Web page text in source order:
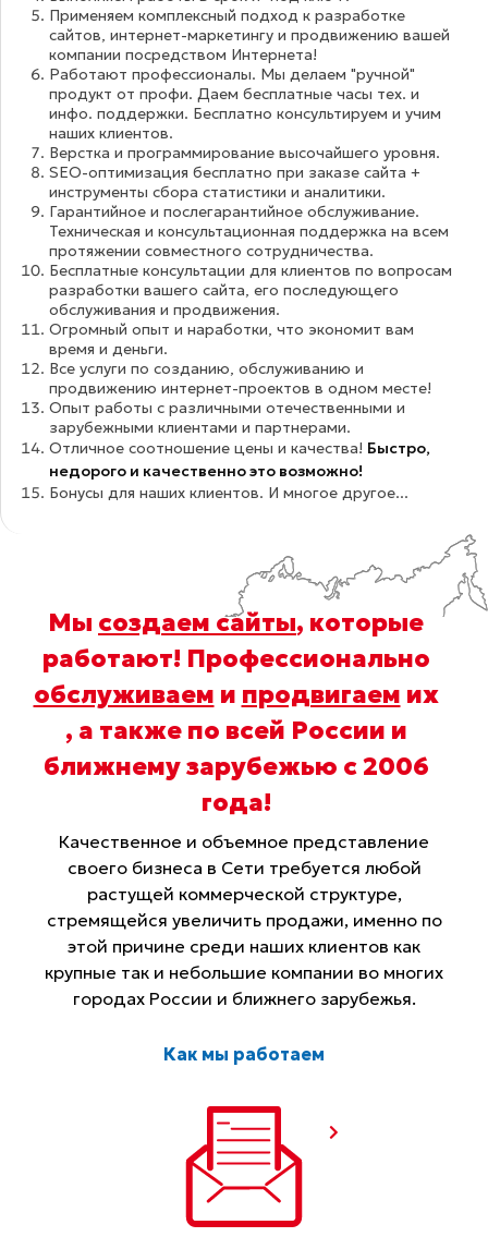
Применяем комплексный подход к разработке
сайтов, интернет-маркетингу и продвижению вашей
компании посредством Интернета!
Работают профессионалы. Мы делаем "ручной"
продукт от профи. Даем бесплатные часы тех. и
инфо. поддержки. Бесплатно консультируем и учим
наших клиентов.
Верстка и программирование высочайшего уровня.
SEO-оптимизация бесплатно при заказе сайта +
инструменты сбора статистики и аналитики.
Гарантийное и послегарантийное обслуживание.
Техническая и консультационная поддержка на всем
протяжении совместного сотрудничества.
Бесплатные консультации для клиентов по вопросам
разработки вашего сайта, его последующего
обслуживания и продвижения.
Огромный опыт и наработки, что экономит вам
время и деньги.
Все услуги по созданию, обслуживанию и
продвижению интернет-проектов в одном месте!
Опыт работы с различными отечественными и
зарубежными клиентами и партнерами.
Отличное соотношение цены и качества! Быстро,
недорого и качественно это возможно!
Бонусы для наших клиентов. И многое другое...
Мы создаем сайты, которые
работают! Профессионально
обслуживаем и продвигаем их
, а также по всей России и
ближнему зарубежью с 2006
года!
Качественное и объемное представление
своего бизнеса в Сети требуется любой
растущей коммерческой структуре,
стремящейся увеличить продажи, именно по
этой причине среди наших клиентов как
крупные так и небольшие компании во многих
городах России и ближнего зарубежья.
Как мы работаем